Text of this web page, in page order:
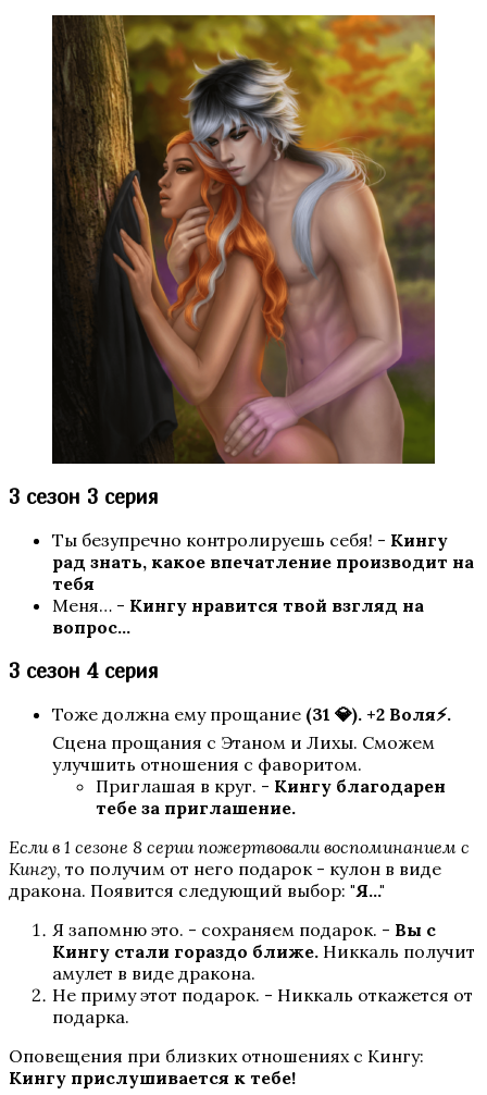
3 сезон 3 серия
Ты безупречно контролируешь себя! - Кингу
рад знать, какое впечатление производит на
тебя
Меня… - Кингу нравится твой взгляд на
вопрос…
3 сезон 4 серия
Тоже должна ему прощание (31 💎). +2 Воля⚡.
Сцена прощания с Этаном и Лихы. Сможем
улучшить отношения с фаворитом.
Приглашая в круг. - Кингу благодарен
тебе за приглашение.
Если в 1 сезоне 8 серии пожертвовали воспоминанием с
Кингу, то получим от него подарок - кулон в виде
дракона. Появится следующий выбор: "Я..."
Я запомню это. - сохраняем подарок. - Вы с
Кингу стали гораздо ближе. Никкаль получит
амулет в виде дракона.
Не приму этот подарок. - Никкаль откажется от
подарка.
Оповещения при близких отношениях с Кингу:
Кингу прислушивается к тебе!